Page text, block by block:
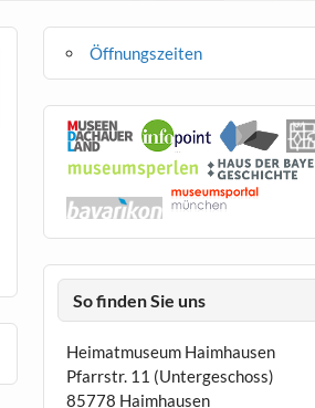
Öffnungszeiten
So finden Sie uns
Heimatmuseum Haimhausen
Pfarrstr. 11 (Untergeschoss)
85778 Haimhausen